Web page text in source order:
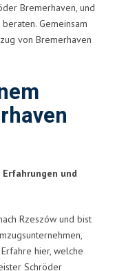
Bremerhaven, und
Gemeinsam
von Bremerhaven
Erfahrungen und
Rzeszów und bist
hier, welche
Schröder